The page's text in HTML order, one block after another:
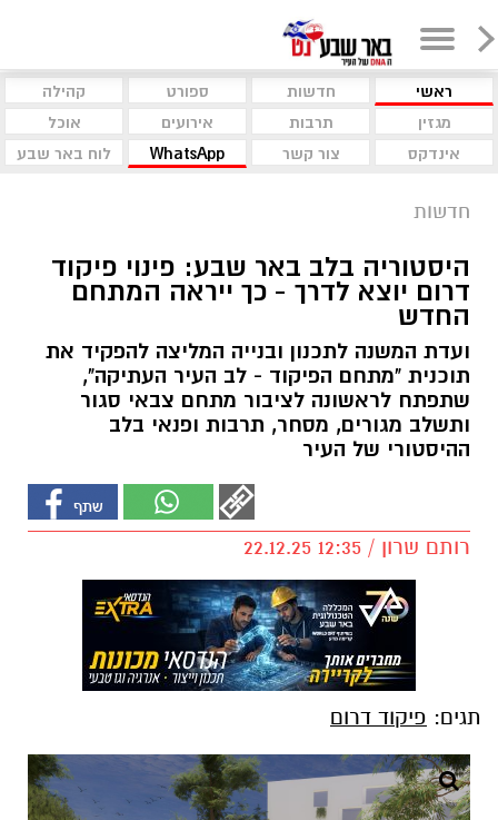
ראשי חדשות ספורט
קהילה
מגזין
תרבות אירועים
אוכל
אינדקס
צור קשר WhatsApp לוח באר שבע
חדשות
היסטוריה בלב באר שבע: פינוי פיקוד
דרום יוצא לדרך - כך ייראה המתחם
החדש
ועדת המשנה לתכנון ובנייה המליצה להפקיד את
תוכנית "מתחם הפיקוד - לב העיר העתיקה",
שתפתח לראשונה לציבור מתחם צבאי סגור
ותשלב מגורים, מסחר, תרבות ופנאי בלב
ההיסטורי של העיר
רותם שרון / 12:35 22.12.25
תגים: פיקוד דרום